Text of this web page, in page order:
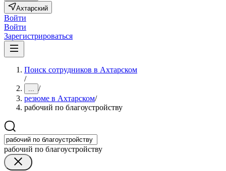
Ахтарский
Войти
Войти
Зарегистрироваться
Поиск сотрудников в Ахтарском
/
... /
резюме в Ахтарском/
рабочий по благоустройству
рабочий по благоустройству